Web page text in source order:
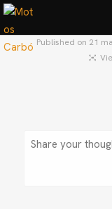
BLOG
Published on 21